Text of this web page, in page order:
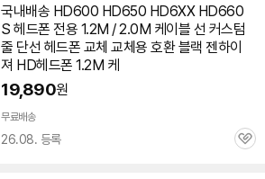
국내배송 HD600 HD650 HD6XX HD660
S 헤드폰 전용 1.2M / 2.0M 케이블 선 커스텀
줄 단선 헤드폰 교체 교체용 호환 블랙 젠하이
져 HD헤드폰 1.2M 케
19,890원
무료배송
26.08. 등록
관